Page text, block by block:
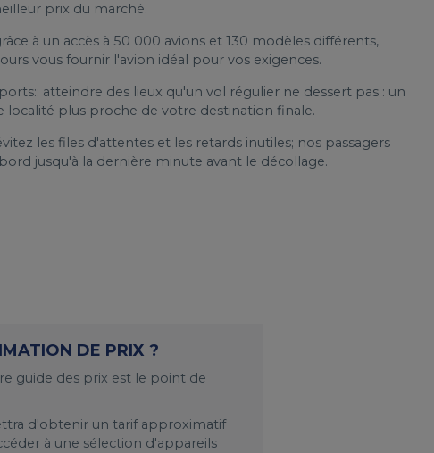
prix du marché.
à un accès à 50 000 avions et 130 modèles différents,
vous fournir l'avion idéal pour vos exigences.
atteindre des lieux qu'un vol régulier ne dessert pas : un
localité plus proche de votre destination finale.
les files d'attentes et les retards inutiles; nos passagers
jusqu'à la dernière minute avant le décollage.
DE PRIX ?
guide des prix est le point de
d'obtenir un tarif approximatif
à une sélection d'appareils